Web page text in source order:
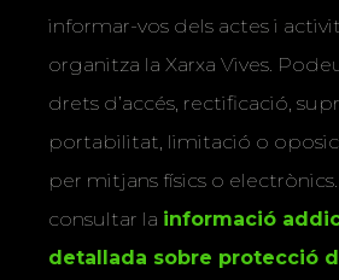
informar-vos dels actes i
organitza la Xarxa Vives.
drets d’accés, rectificació,
portabilitat, limitació o
per mitjans físics o
consultar la informació
detallada sobre protecció